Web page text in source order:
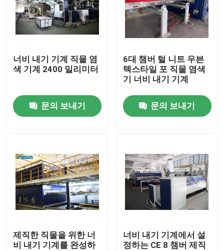
우리에 대하여
공장 여행
연락주세요
직물 너비 내기 기계
구성 너비 내기 기계
너비 내기 기계 직물 염
색 기계 2400 밀리미터
문의 보내기
6대 챔버 털 니트 우븐
텍스타일 포 직물 염색
기 너비 내기 기계
문의 보내기
제직한 직물을 위한 너
비 내기 기계를 완성하
너비 내기 기계에서 설
정하는 CE 8 챔버 제직